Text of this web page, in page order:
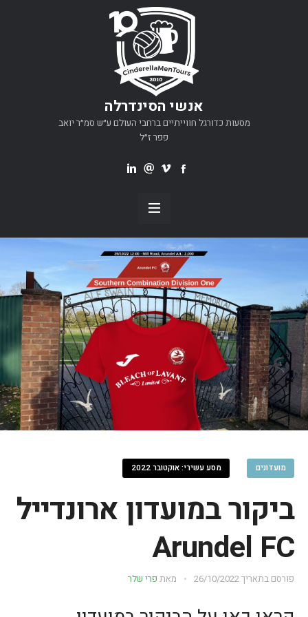
אנשי הסינדרלה
מסעות כדורגל חווייתיים ברחבי העולם ע״ש סמ״ר יואב
פפר ז״ל
מועדונים מסע עשירי: אוקטובר 2022
ביקור במועדון ארונדייל
Arundel FC
פורסם בתאריך26/10/2022 מאת פרי שלר